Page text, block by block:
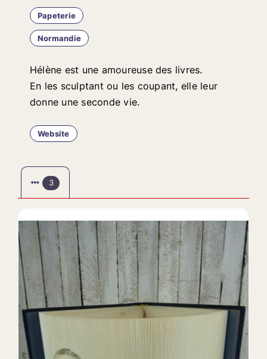
Papeterie
Normandie
Hélène est une amoureuse des livres.
En les sculptant ou les coupant, elle leur
donne une seconde vie.
Website
3